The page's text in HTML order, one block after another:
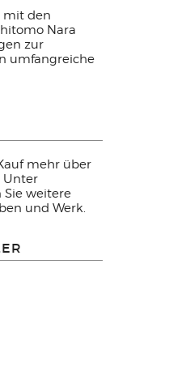
mit den
Nara
zur
umfangreiche
mehr über
Unter
Sie weitere
und Werk.